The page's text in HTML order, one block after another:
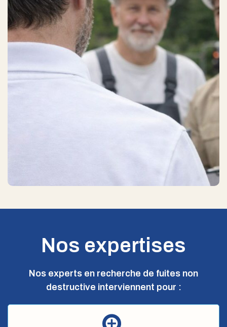
Nos expertises
Nos experts en recherche de fuites non
destructive interviennent pour :